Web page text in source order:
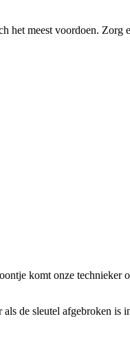
het meest voordoen.
komt onze technieker
de sleutel afgebroken